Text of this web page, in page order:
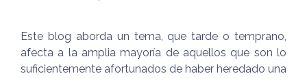
Este blog aborda un tema, que tarde o temprano,
afecta a la amplia mayoría de aquellos que son lo
suficientemente afortunados de haber heredado una